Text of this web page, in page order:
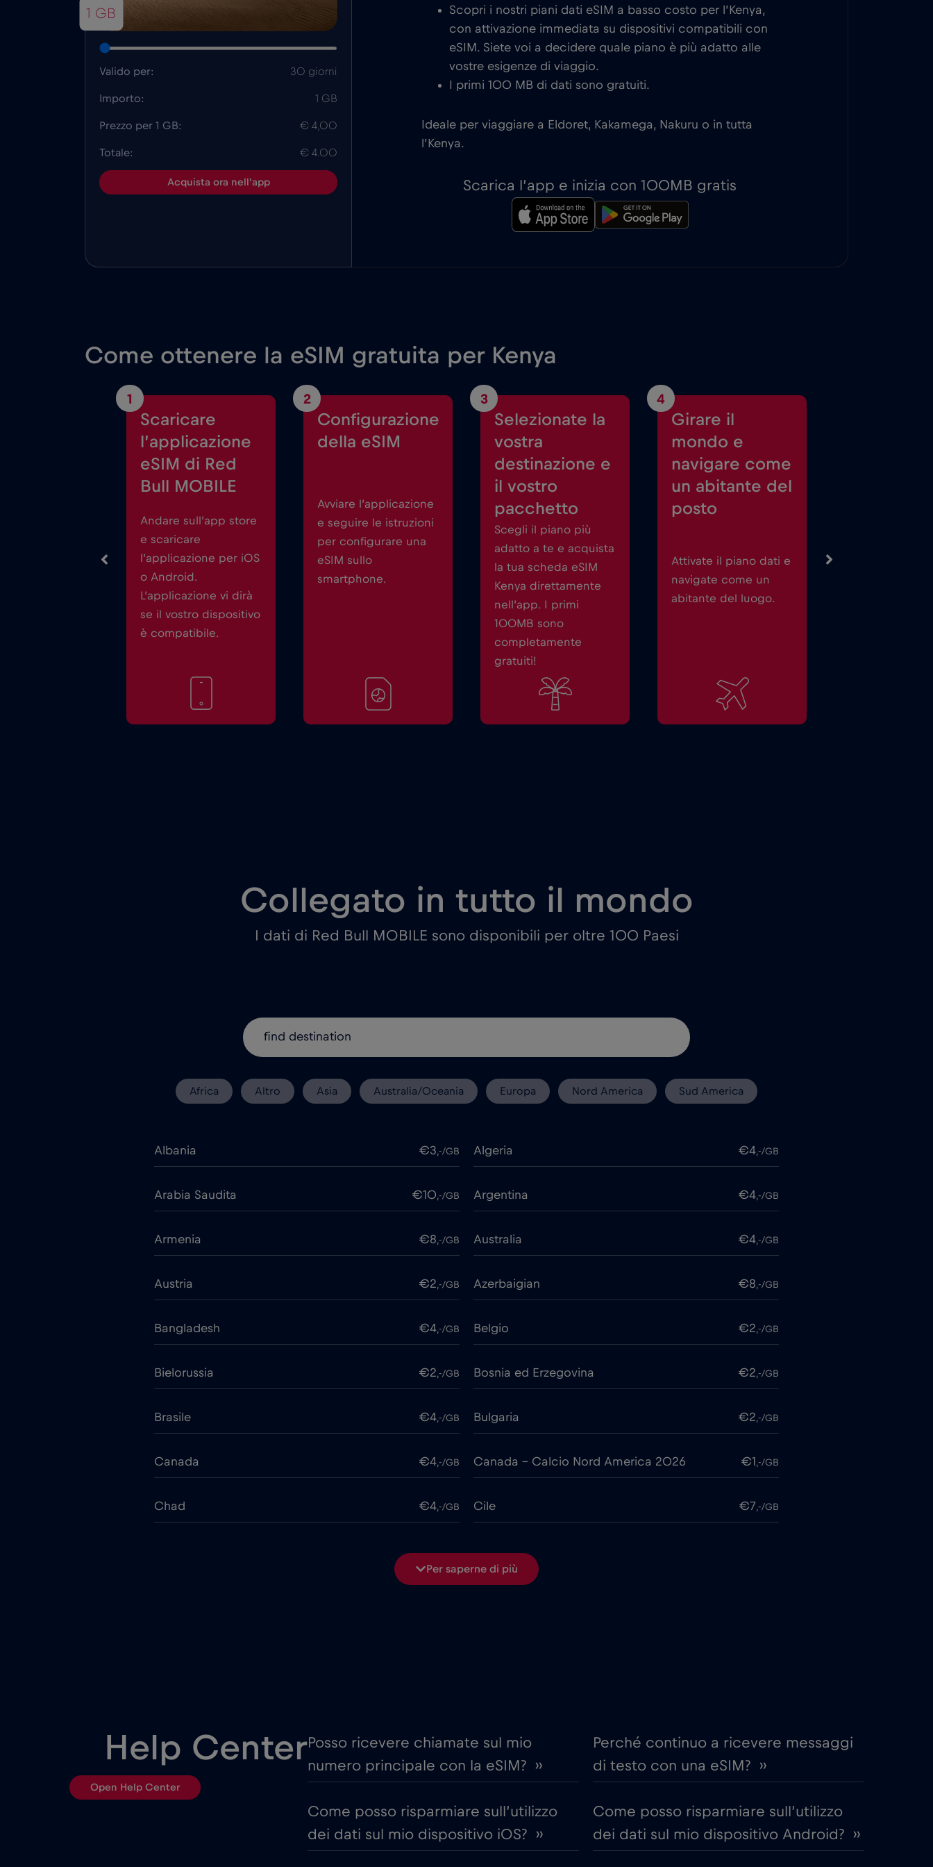
1 GB
Valido per: 30 giorni
Importo: 1 GB
Prezzo per 1 GB: € 4,00
Totale: € 4.00
Acquista ora nell'app
Scopri i nostri piani dati eSIM a basso costo per l’Kenya,
con attivazione immediata su dispositivi compatibili con
eSIM. Siete voi a decidere quale piano è più adatto alle
vostre esigenze di viaggio.
I primi 100 MB di dati sono gratuiti.
Ideale per viaggiare a Eldoret, Kakamega, Nakuru o in tutta
l’Kenya.
Scarica l’app e inizia con 100MB gratis
Come ottenere la eSIM gratuita per Kenya
1
Scaricare
l’applicazione
eSIM di Red
Bull MOBILE
Andare sull’app store
e scaricare
l’applicazione per iOS
o Android.
L’applicazione vi dirà
se il vostro dispositivo
è compatibile.
2
Configurazione
della eSIM
Avviare l’applicazione
e seguire le istruzioni
per configurare una
eSIM sullo
smartphone.
3
Selezionate la
vostra
destinazione e
il vostro
pacchetto
Scegli il piano più
adatto a te e acquista
la tua scheda eSIM
Kenya direttamente
nell’app. I primi
100MB sono
completamente
gratuiti!
4
Girare il
mondo e
navigare come
un abitante del
posto
Attivate il piano dati e
navigate come un
abitante del luogo.
Collegato in tutto il mondo
I dati di Red Bull MOBILE sono disponibili per oltre 100 Paesi
Africa Altro Asia Australia/Oceania Europa Nord America Sud America
Albania €3,-/GB Algeria €4,-/GB
Arabia Saudita €10,-/GB Argentina €4,-/GB
Armenia €8,-/GB Australia €4,-/GB
Austria €2,-/GB Azerbaigian €8,-/GB
Bangladesh €4,-/GB Belgio €2,-/GB
Bielorussia €2,-/GB Bosnia ed Erzegovina €2,-/GB
Brasile €4,-/GB Bulgaria €2,-/GB
Canada €4,-/GB Canada - Calcio Nord America 2026 €1 ,-/GB
Chad €4,-/GB Cile €7,-/GB
€6,-/GB Cipro
Ecuador €4 ,-/GB Egitto €12
€5,-/GB Estonia €2 ,-/GB
Per saperne di più
Help Center
Open Help Center
Posso ricevere chiamate sul mio
numero principale con la eSIM? ››
Perché continuo a ricevere messaggi
di testo con una eSIM? ››
Come posso risparmiare sull’utilizzo
dei dati sul mio dispositivo iOS? ››
Come posso risparmiare sull’utilizzo
dei dati sul mio dispositivo Android? ››